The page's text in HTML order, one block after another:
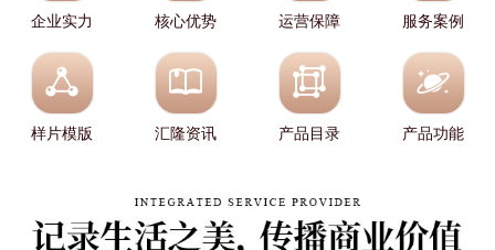
企业实力 核心优势 运营保障 服务案例
样片模版 汇隆资讯 产品目录 产品功能